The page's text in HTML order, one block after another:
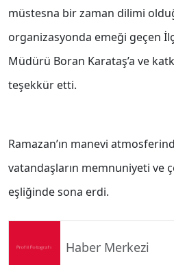
müstesna bir zaman dilimi
organizasyonda emeği geçen
Müdürü Boran Karataş’a ve
teşekkür etti.
Ramazan’ın manevi
vatandaşların memnuniyeti ve
eşliğinde sona erdi.
Haber Merkezi